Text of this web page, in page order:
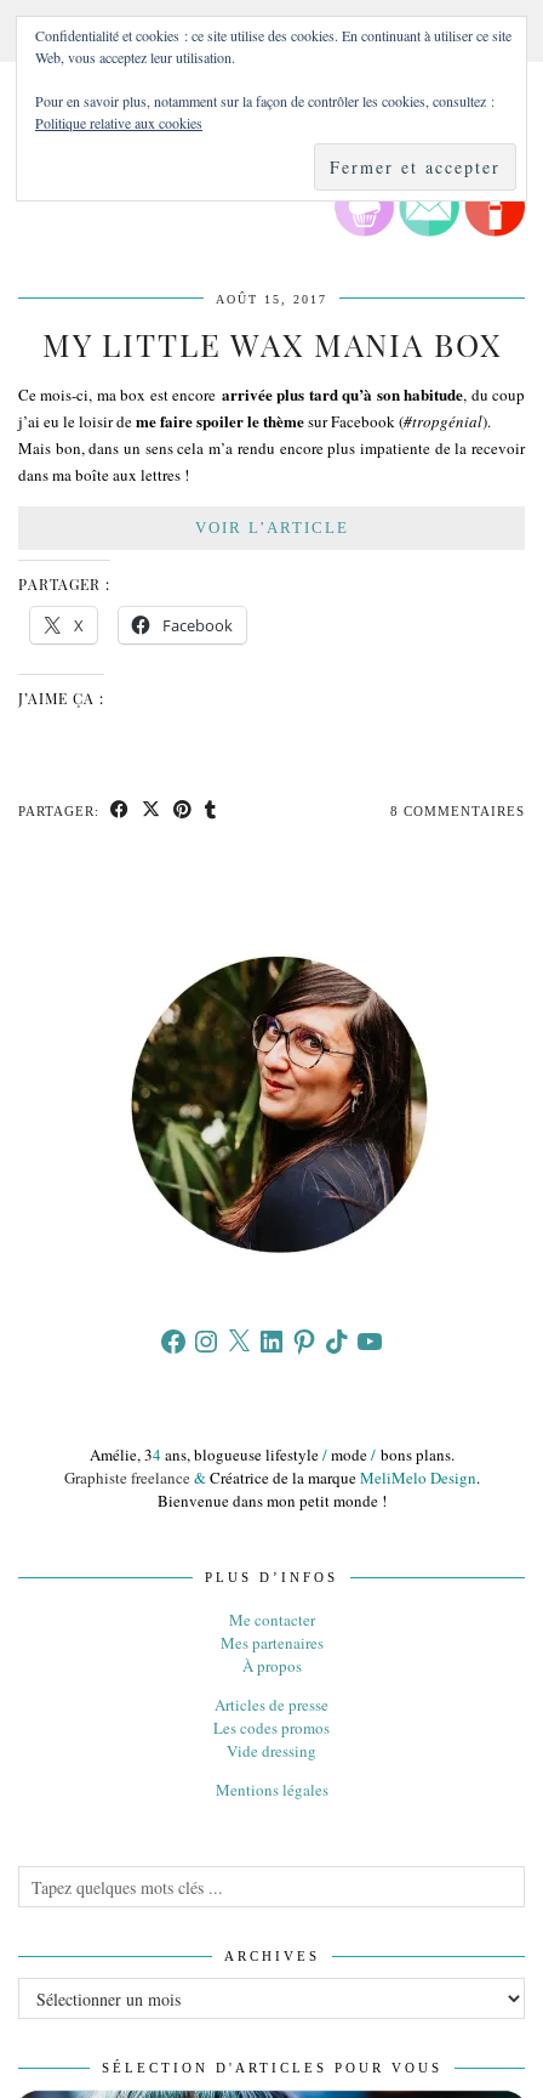
AOÛT 15, 2017
MY LITTLE WAX MANIA BOX
Ce mois-ci, ma box est encore arrivée plus tard qu’à son habitude, du coup
j’ai eu le loisir deme faire spoiler le thèmesur Facebook (#tropgénial).
Mais bon, dans un sens cela m’a rendu encore plus impatiente de la recevoir
dans ma boîte aux lettres !
VOIR L’ARTICLE
PARTAGER :
X Facebook
J’AIME ÇA :
PARTAGER: 8 COMMENTAIRES
FacebookInstagram
X LinkedInPinterestTikTokYouTube
Amélie, 34ans, blogueuse lifestyle/mode/bons plans.
Graphiste freelance&Créatrice de la marqueMeliMelo Design.
Bienvenue dans mon petit monde !
PLUS D’INFOS
Me contacter
Mes partenaires
À propos
Articles de presse
Les codes promos
Vide dressing
Mentions légales
ARCHIVES
SÉLECTION D'ARTICLES POUR VOUS
Confidentialité et cookies : ce site utilise des cookies. En continuant à utiliser ce site
Web, vous acceptez leur utilisation.
Pour en savoir plus, notamment sur la façon de contrôler les cookies, consultez :
Politique relative aux cookies